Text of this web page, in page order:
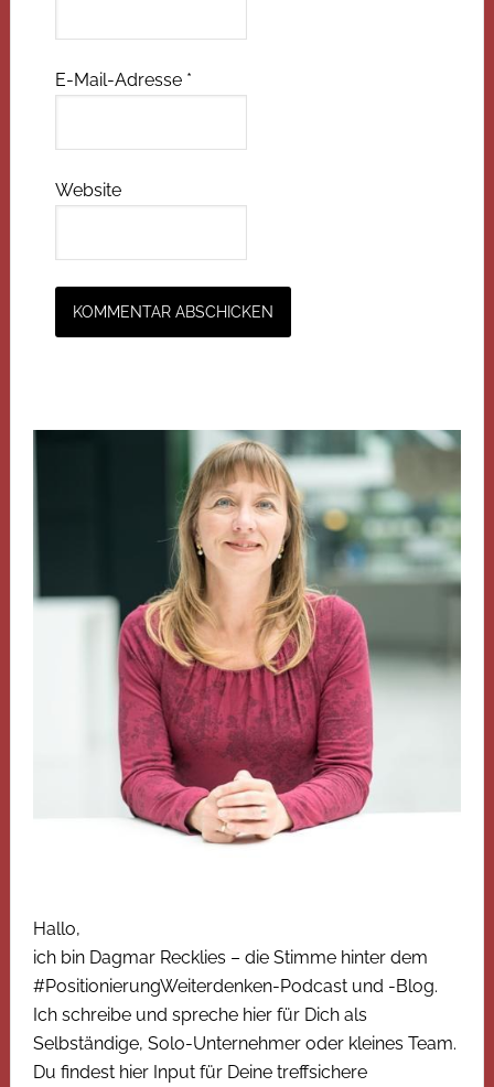
E-Mail-Adresse *
Website
Hallo,
ich bin Dagmar Recklies – die Stimme hinter dem
#PositionierungWeiterdenken-Podcast und -Blog.
Ich schreibe und spreche hier für Dich als
Selbständige, Solo-Unternehmer oder kleines Team.
Du findest hier Input für Deine treffsichere